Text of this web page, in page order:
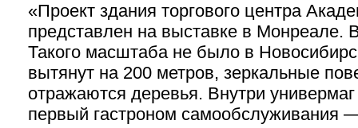
«Проект здания торгового центра
представлен на выставке в Монреале.
Такого масштаба не было в
вытянут на 200 метров, зеркальные
отражаются деревья. Внутри
первый гастроном самообслуживания